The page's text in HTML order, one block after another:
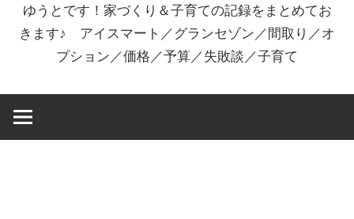
ゆうとです！家づくり＆子育ての記録をまとめてお
きます♪ アイスマート／グランセゾン／間取り／オ
プション／価格／予算／失敗談／子育て